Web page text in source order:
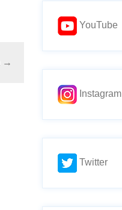
→
YouTube
Instagram
Twitter